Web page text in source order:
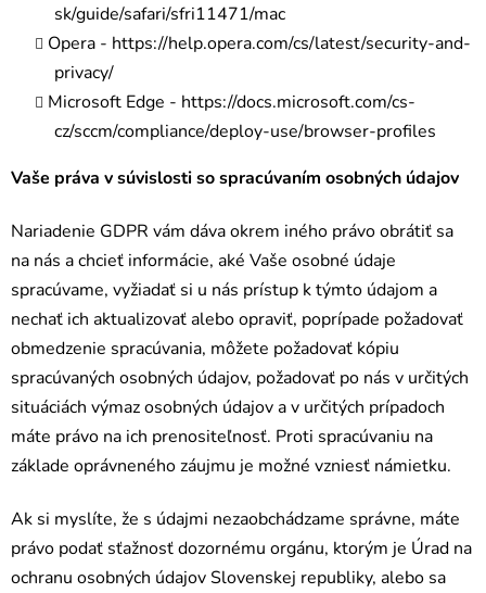
sk/guide/safari/sfri11471/mac
Opera - https://help.opera.com/cs/latest/security-and-
privacy/
Microsoft Edge - https://docs.microsoft.com/cs-
cz/sccm/compliance/deploy-use/browser-profiles
Vaše práva v súvislosti so spracúvaním osobných údajov
Nariadenie GDPR vám dáva okrem iného právo obrátiť sa
na nás a chcieť informácie, aké Vaše osobné údaje
spracúvame, vyžiadať si u nás prístup k týmto údajom a
nechať ich aktualizovať alebo opraviť, poprípade požadovať
obmedzenie spracúvania, môžete požadovať kópiu
spracúvaných osobných údajov, požadovať po nás v určitých
situáciách výmaz osobných údajov a v určitých prípadoch
máte právo na ich prenositeľnosť. Proti spracúvaniu na
základe oprávneného záujmu je možné vzniesť námietku.
Ak si myslíte, že s údajmi nezaobchádzame správne, máte
právo podať sťažnosť dozornému orgánu, ktorým je Úrad na
ochranu osobných údajov Slovenskej republiky, alebo sa